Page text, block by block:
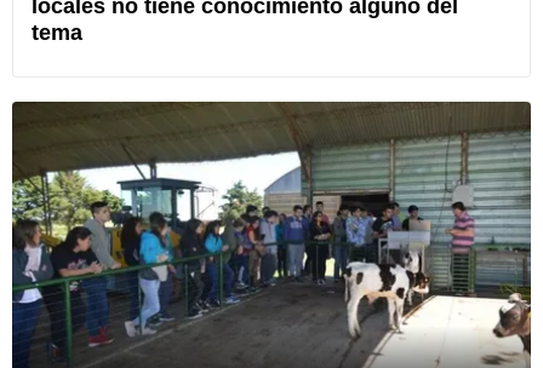
locales no tiene conocimiento alguno del
tema